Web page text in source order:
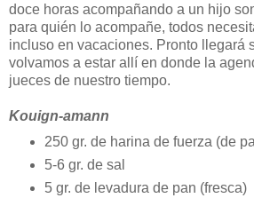
doce horas acompañando a un hijo
para quién lo acompañe, todos
incluso en vacaciones. Pronto llegará
volvamos a estar allí en donde la
jueces de nuestro tiempo.
Kouign-amann
250 gr. de harina de fuerza (de
5-6 gr. de sal
5 gr. de levadura de pan (fresca)